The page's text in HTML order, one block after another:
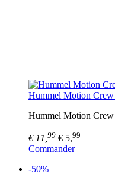
Hummel Motion
Hummel Motion
€ 11, 99 € 5,99
Commander
-50%